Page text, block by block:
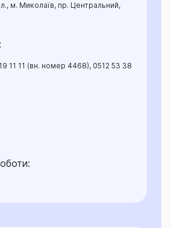
м. Миколаїв, пр. Центральний,
11 11 (вн. номер 4468), 0512 53 38